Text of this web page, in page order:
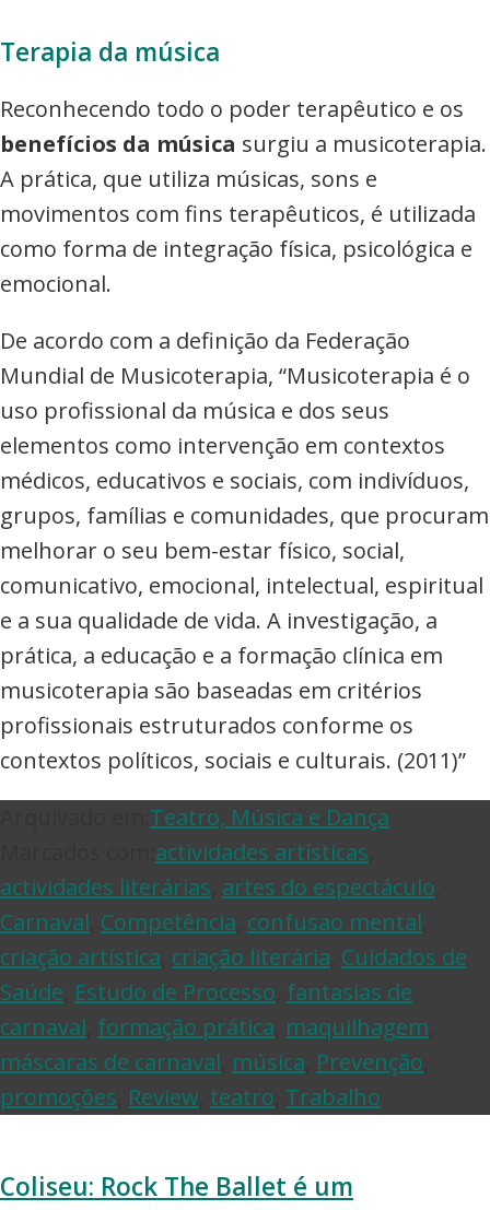
Terapia da música
Reconhecendo todo o poder terapêutico e os
benefícios da música surgiu a musicoterapia.
A prática, que utiliza músicas, sons e
movimentos com fins terapêuticos, é utilizada
como forma de integração física, psicológica e
emocional.
De acordo com a definição da Federação
Mundial de Musicoterapia, “Musicoterapia é o
uso profissional da música e dos seus
elementos como intervenção em contextos
médicos, educativos e sociais, com indivíduos,
grupos, famílias e comunidades, que procuram
melhorar o seu bem-estar físico, social,
comunicativo, emocional, intelectual, espiritual
e a sua qualidade de vida. A investigação, a
prática, a educação e a formação clínica em
musicoterapia são baseadas em critérios
profissionais estruturados conforme os
contextos políticos, sociais e culturais. (2011)”
Teatro, Música e Dança
actividades artísticas
actividades literárias artes do espectáculo
Carnaval Competência confusao mental
criação artística criação literária Cuidados de
Saúde Estudo de Processo fantasias de
carnaval formação prática maquilhagem
máscaras de carnaval música Prevenção
promoções Review teatro Trabalho
Coliseu: Rock The Ballet é um